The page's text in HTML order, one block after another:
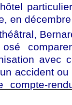
en
avec
accident